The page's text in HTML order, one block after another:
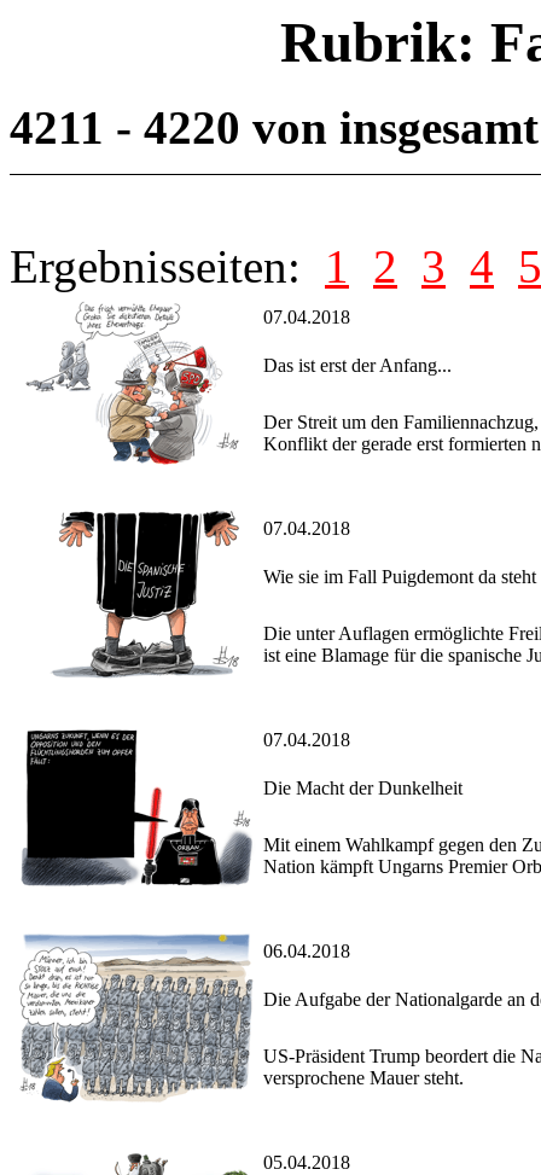
Rubrik:
4211 - 4220 von
Ergebnisseiten: 1 2 3 4 5
07.04.2018
Das ist erst der Anfang...
Der Streit um den
Konflikt der gerade erst formierten
07.04.2018
Wie sie im Fall Puigdemont da steht
Die unter Auflagen ermöglichte
ist eine Blamage für die spanische
07.04.2018
Die Macht der Dunkelheit
Mit einem Wahlkampf gegen den
Nation kämpft Ungarns Premier
06.04.2018
Die Aufgabe der Nationalgarde an
US-Präsident Trump beordert die
versprochene Mauer steht.
05.04.2018